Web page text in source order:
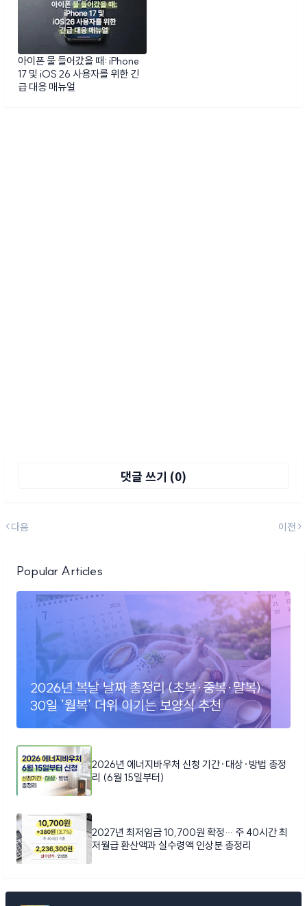
아이폰 물 들어갔을 때: iPhone
17 및 iOS 26 사용자를 위한 긴
급 대응 매뉴얼
댓글 쓰기 (0)
다음 이전
Popular Articles
2026년 복날 날짜 총정리 (초복·중복·말복):
30일 '월복' 더위 이기는 보양식 추천
2026년 에너지바우처 신청 기간·대상·방법 총정
리 (6월 15일부터)
2027년 최저임금 10,700원 확정… 주 40시간 최
저월급 환산액과 실수령액 인상분 총정리